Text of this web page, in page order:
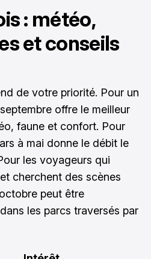
: météo,
et conseils
de votre priorité. Pour un
offre le meilleur
faune et confort. Pour
à mai donne le débit le
les voyageurs qui
cherchent des scènes
peut être
les parcs traversés par